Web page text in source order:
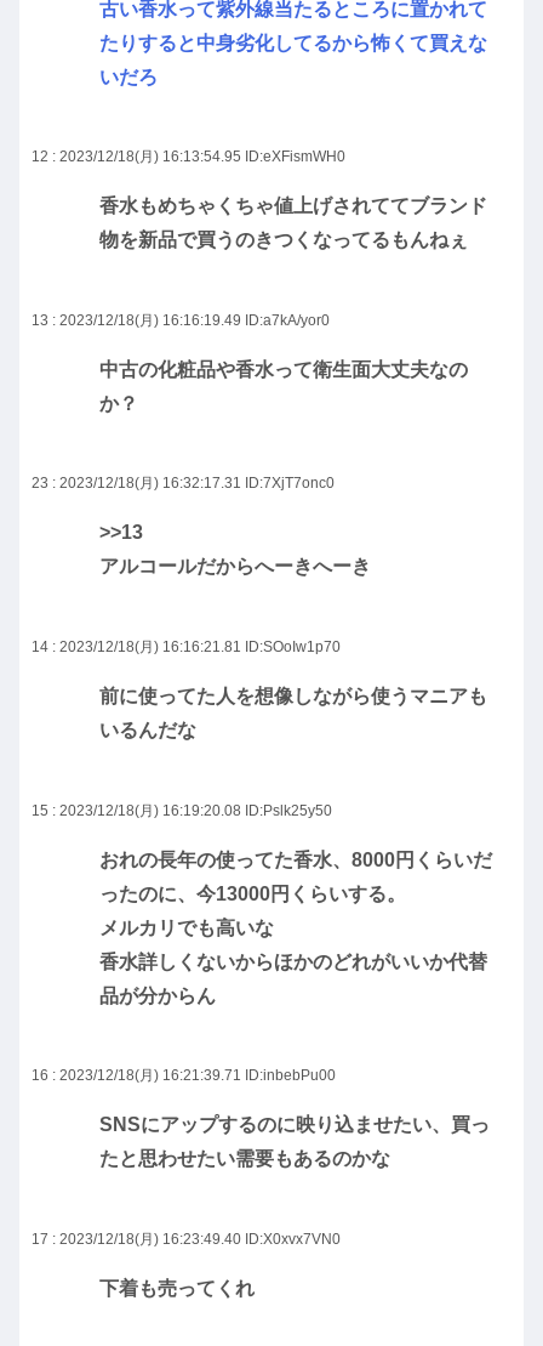
古い香水って紫外線当たるところに置かれて
たりすると中身劣化してるから怖くて買えな
いだろ
12 : 2023/12/18(月) 16:13:54.95 ID:eXFismWH0
香水もめちゃくちゃ値上げされててブランド
物を新品で買うのきつくなってるもんねぇ
13 : 2023/12/18(月) 16:16:19.49 ID:a7kA/yor0
中古の化粧品や香水って衛生面大丈夫なの
か？
23 : 2023/12/18(月) 16:32:17.31 ID:7XjT7onc0
>>13
アルコールだからへーきへーき
14 : 2023/12/18(月) 16:16:21.81 ID:SOoIw1p70
前に使ってた人を想像しながら使うマニアも
いるんだな
15 : 2023/12/18(月) 16:19:20.08 ID:Pslk25y50
おれの長年の使ってた香水、8000円くらいだ
ったのに、今13000円くらいする。
メルカリでも高いな
香水詳しくないからほかのどれがいいか代替
品が分からん
16 : 2023/12/18(月) 16:21:39.71 ID:inbebPu00
SNSにアップするのに映り込ませたい、買っ
たと思わせたい需要もあるのかな
17 : 2023/12/18(月) 16:23:49.40 ID:X0xvx7VN0
下着も売ってくれ